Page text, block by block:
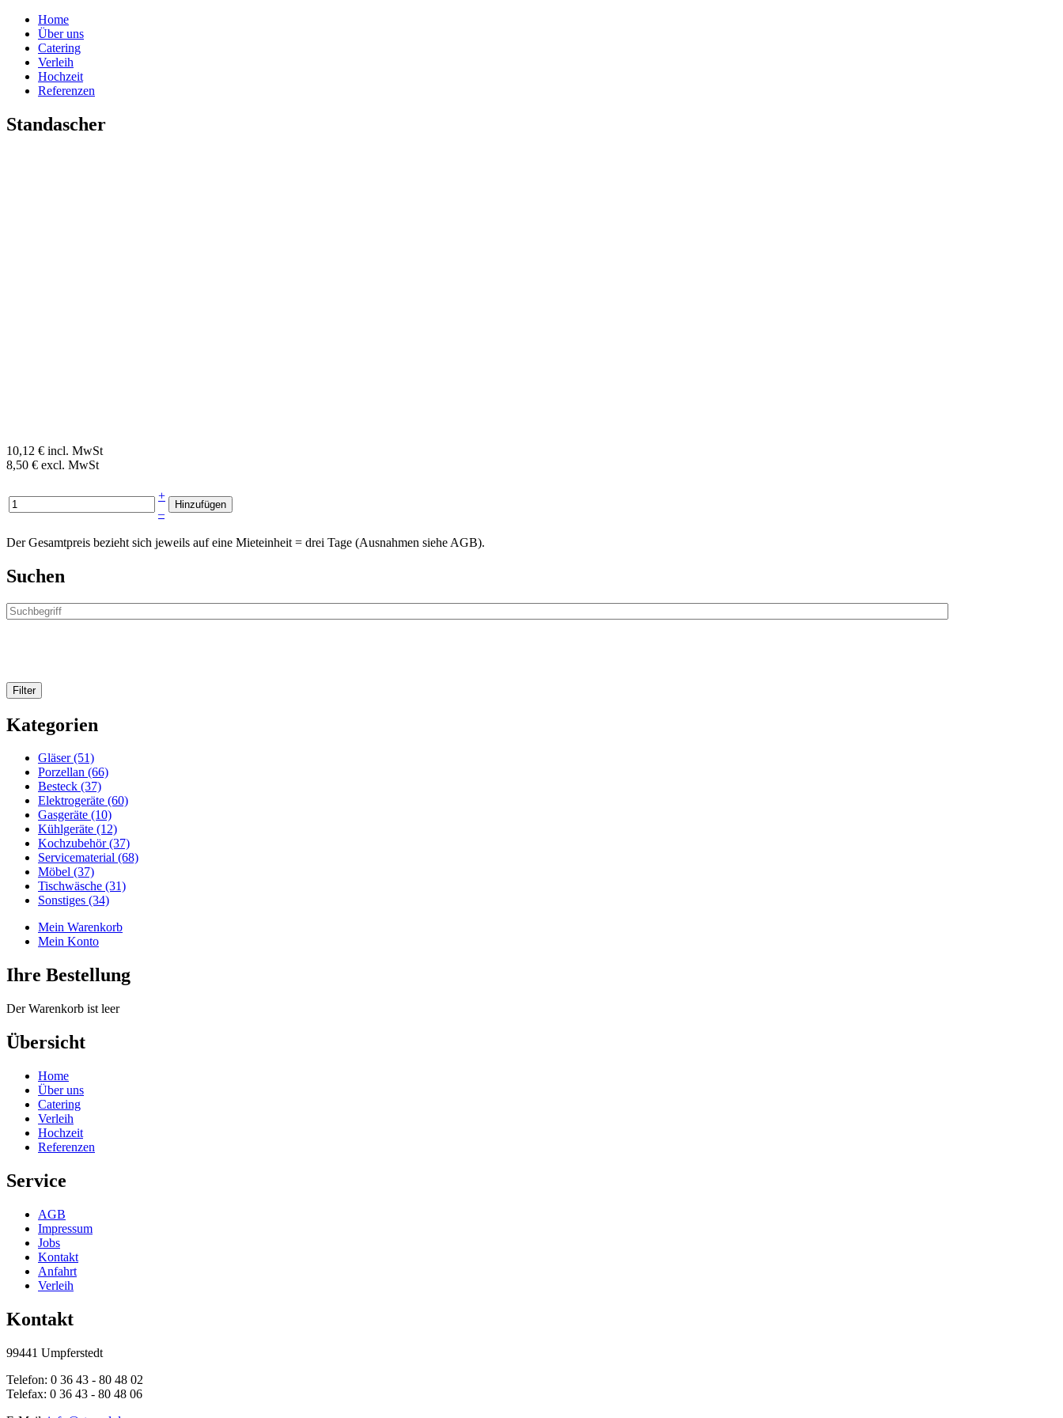
Home
Über uns
Catering
Verleih
Hochzeit
Referenzen
Standascher
10,12 € incl. MwSt
8,50 € excl. MwSt
+
–
Der Gesamtpreis bezieht sich jeweils auf eine Mieteinheit = drei Tage (Ausnahmen siehe AGB).
Suchen
Kategorien
Gläser (51)
Porzellan (66)
Besteck (37)
Elektrogeräte (60)
Gasgeräte (10)
Kühlgeräte (12)
Kochzubehör (37)
Servicematerial (68)
Möbel (37)
Tischwäsche (31)
Sonstiges (34)
Mein Warenkorb
Mein Konto
Ihre Bestellung
Der Warenkorb ist leer
Übersicht
Home
Über uns
Catering
Verleih
Hochzeit
Referenzen
Service
AGB
Impressum
Jobs
Kontakt
Anfahrt
Verleih
Kontakt
99441 Umpferstedt
Telefon: 0 36 43 - 80 48 02
Telefax: 0 36 43 - 80 48 06